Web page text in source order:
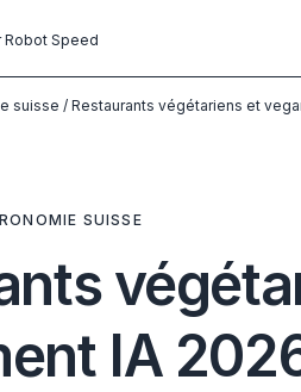
Robot Speed
suisse / Restaurants végétariens et
SUISSE
IA